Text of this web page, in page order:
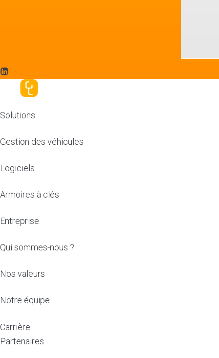
Solutions
Gestion des véhicules
Logiciels
Armoires à clés
Entreprise
Qui sommes-nous ?
Nos valeurs
Notre équipe
Carrière
Partenaires